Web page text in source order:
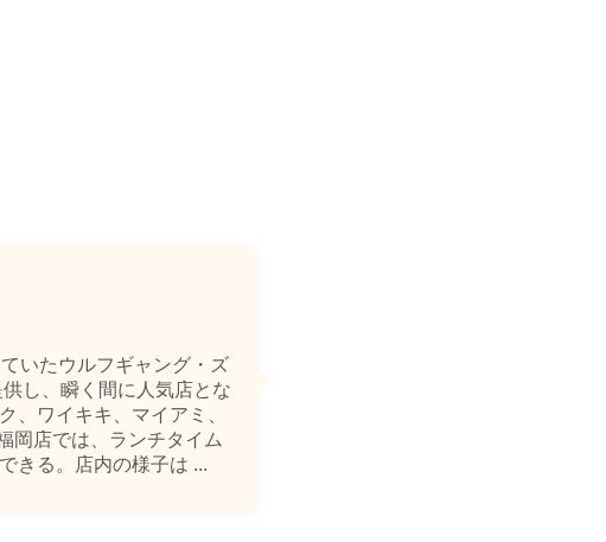
いたウルフギャング・ズ
し、瞬く間に人気店とな
、ワイキキ、マイアミ、
岡店では、ランチタイム
きる。店内の様子は ...